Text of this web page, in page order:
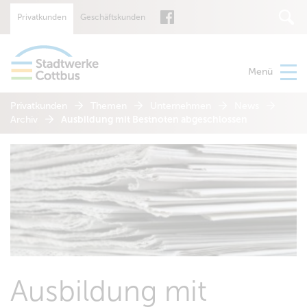
Suche
Privatkunden Geschäftskunden
Menü
Privatkunden
Archiv
Ausbildung mit